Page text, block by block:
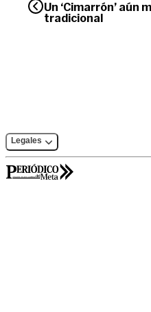
Un ‘Cimarrón’ aún
tradicional
Legales